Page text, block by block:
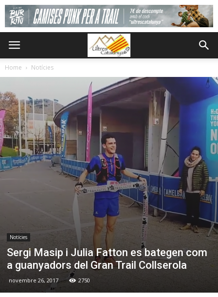
Home Notícies
Notícies
Sergi Masip i Julia Fatton es bategen com
a guanyadors del Gran Trail Collserola
novembre 26, 2017 2750